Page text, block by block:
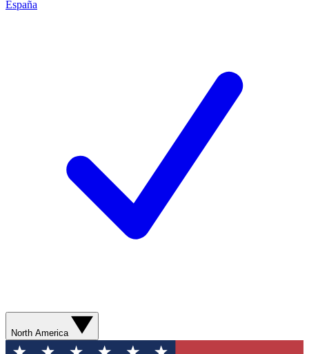
España
North America